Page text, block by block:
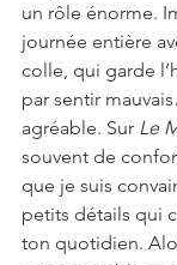
un rôle énorme.
journée entière
colle, qui garde
par sentir
agréable. Sur Le
souvent de
que je suis
petits détails qui
ton quotidien.